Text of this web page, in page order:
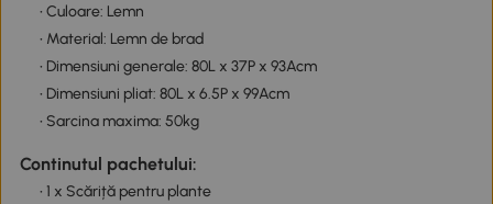
• Culoare: Lemn
• Material: Lemn de brad
• Dimensiuni generale: 80L x 37P x 93Acm
• Dimensiuni pliat: 80L x 6.5P x 99Acm
• Sarcina maxima: 50kg
Continutul pachetului:
• 1 x Scăriță pentru plante